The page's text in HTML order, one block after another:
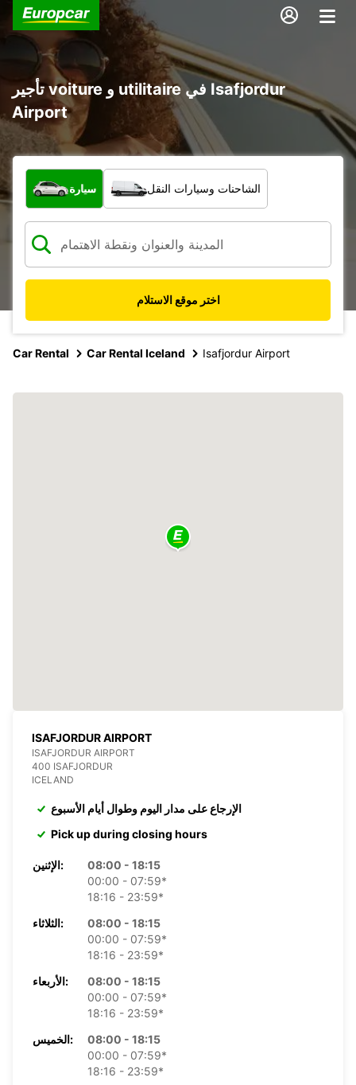
تأجير voiture و utilitaire في Isafjordur
Airport
ما نوع المركبة؟
سيارة الشاحنات وسيارات النقل
اختر موقع الاستلام
Car Rental Car Rental Iceland Isafjordur Airport
ISAFJORDUR AIRPORT
ISAFJORDUR AIRPORT
400 ISAFJORDUR
ICELAND
الإرجاع على مدار اليوم وطوال أيام الأسبوع
Pick up during closing hours
الإثنين:
08:00 - 18:15
00:00 - 07:59*
18:16 - 23:59*
الثلاثاء:
08:00 - 18:15
00:00 - 07:59*
18:16 - 23:59*
الأربعاء:
08:00 - 18:15
00:00 - 07:59*
18:16 - 23:59*
الخميس:
08:00 - 18:15
00:00 - 07:59*
18:16 - 23:59*